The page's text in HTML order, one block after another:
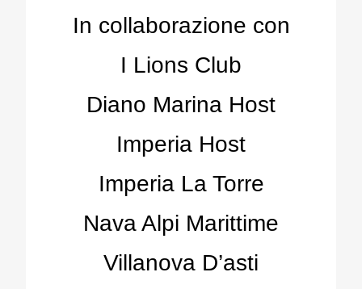
In collaborazione con
I Lions Club
Diano Marina Host
Imperia Host
Imperia La Torre
Nava Alpi Marittime
Villanova D’asti